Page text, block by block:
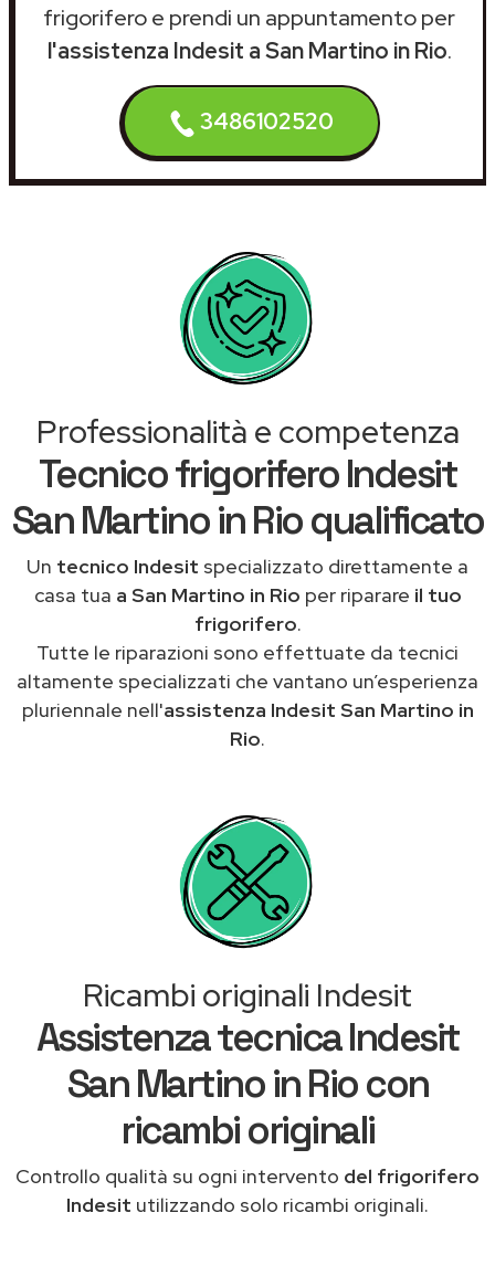
frigorifero e prendi un appuntamento per
l'assistenza Indesit a San Martino in Rio.
3486102520
Professionalità e competenza
Tecnico frigorifero Indesit
San Martino in Rio qualificato
Un tecnico Indesit specializzato direttamente a
casa tua a San Martino in Rio per riparare il tuo
frigorifero.
Tutte le riparazioni sono effettuate da tecnici
altamente specializzati che vantano un’esperienza
pluriennale nell'assistenza Indesit San Martino in
Rio.
Ricambi originali Indesit
Assistenza tecnica Indesit
San Martino in Rio con
ricambi originali
Controllo qualità su ogni intervento del frigorifero
Indesit utilizzando solo ricambi originali.